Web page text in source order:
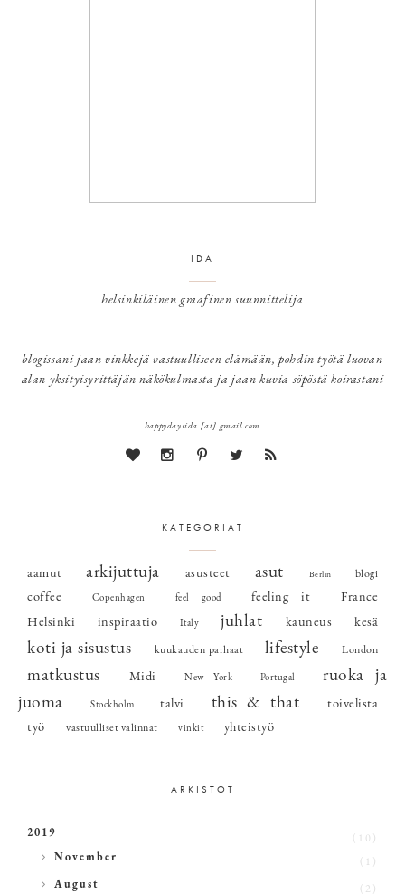
IDA
helsinkiläinen graafinen suunnittelija
blogissani jaan vinkkejä vastuulliseen elämään, pohdin työtä luovan
alan yksityisyrittäjän näkökulmasta ja jaan kuvia söpöstä koirastani
happydaysida [at] gmail.com
KATEGORIAT
aamut arkijuttuja asusteet asut Berlin blogi
coffee Copenhagen feel good feeling it
France
Helsinki
inspiraatio Italy juhlat kauneus kesä
koti ja sisustus kuukauden parhaat lifestyle London
matkustus Midi New York Portugal
ruoka ja
juoma
Stockholm talvi this & that
toivelista
työ
vastuulliset valinnat vinkit yhteistyö
ARKISTOT
2019
(10)
►
November
►
August (2)